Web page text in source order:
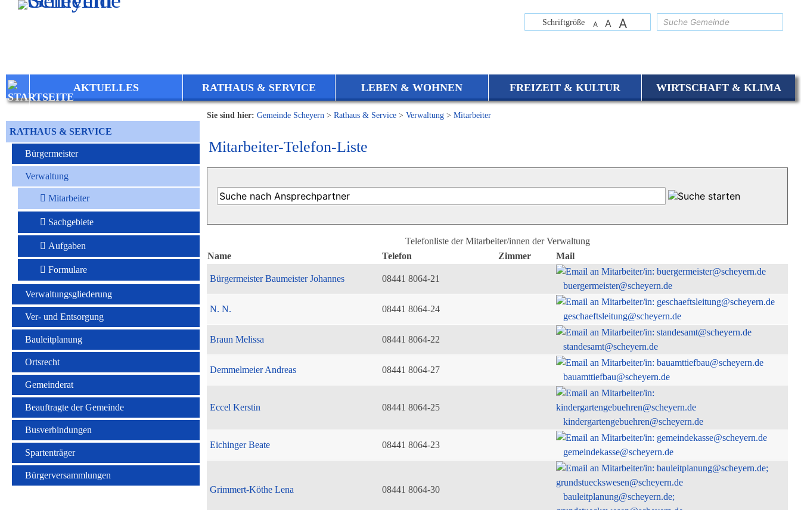
Zum Inhalt,zur Navigationoder
Schriftgröße A A A
AKTUELLES RATHAUS & SERVICE LEBEN & WOHNEN FREIZEIT & KULTUR WIRTSCHAFT & KLIMA
RATHAUS & SERVICE
Bürgermeister
Verwaltung
Mitarbeiter
Sachgebiete
Aufgaben
Formulare
Verwaltungsgliederung
Ver- und Entsorgung
Bauleitplanung
Ortsrecht
Gemeinderat
Beauftragte der Gemeinde
Busverbindungen
Spartenträger
Bürgerversammlungen
Sie sind hier: Gemeinde Scheyern > Rathaus & Service > Verwaltung > Mitarbeiter
Mitarbeiter-Telefon-Liste
Telefonliste der Mitarbeiter/innen der Verwaltung
Name
Telefon Zimmer Mail
Bürgermeister Baumeister Johannes 08441 8064-21
buergermeister@scheyern.de
N. N. 08441 8064-24
geschaeftsleitung@scheyern.de
Braun Melissa 08441 8064-22
standesamt@scheyern.de
Demmelmeier Andreas 08441 8064-27
bauamttiefbau@scheyern.de
Eccel Kerstin
08441 8064-25
kindergartengebuehren@scheyern.de
Eichinger Beate 08441 8064-23
gemeindekasse@scheyern.de
Grimmert-Köthe Lena 08441 8064-30
bauleitplanung@scheyern.de;